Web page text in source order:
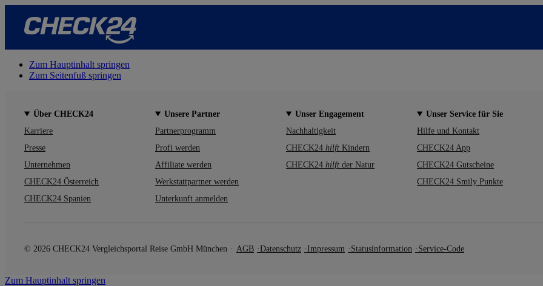
Zum Hauptinhalt springen
Zum Seitenfuß springen
Über CHECK24
Karriere
Presse
Unternehmen
CHECK24 Österreich
CHECK24 Spanien
Unsere Partner
Partnerprogramm
Profi werden
Affiliate werden
Werkstattpartner werden
Unterkunft anmelden
Unser Engagement
Nachhaltigkeit
CHECK24 hilft Kindern
CHECK24 hilft der Natur
Unser Service für Sie
Hilfe und Kontakt
CHECK24 App
CHECK24 Gutscheine
CHECK24 Smily Punkte
© 2026 CHECK24 Vergleichsportal Reise GmbH München AGB Datenschutz Impressum Statusinformation Service-Code
Zum Hauptinhalt springen